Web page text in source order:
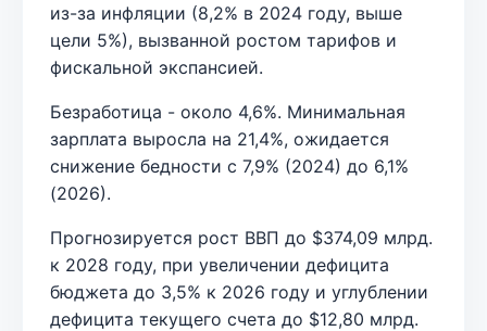
из-за инфляции (8,2% в 2024 году, выше
цели 5%), вызванной ростом тарифов и
фискальной экспансией.
Безработица - около 4,6%. Минимальная
зарплата выросла на 21,4%, ожидается
снижение бедности с 7,9% (2024) до 6,1%
(2026).
Прогнозируется рост ВВП до $374,09 млрд.
к 2028 году, при увеличении дефицита
бюджета до 3,5% к 2026 году и углублении
дефицита текущего счета до $12,80 млрд.